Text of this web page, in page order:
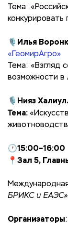
Тема:
конкурировать
🎙 Илья
«ГеомирАгро»
Тема: «Взгляд
возможности в
🎙 Нияз
Тема:
🕐15:00–16:00
📍 Зал 5,
БРИКС и ЕАЭС»
Организаторы